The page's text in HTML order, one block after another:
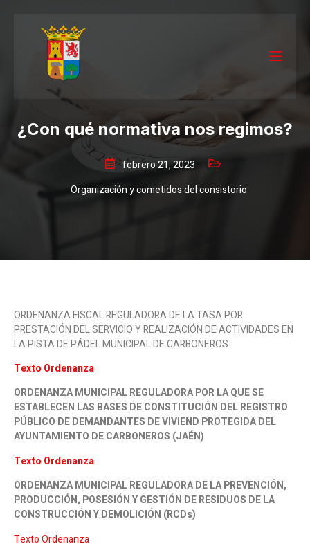
¿Con qué normativa nos regimos?
febrero 21, 2023
Organización y cometidos del consistorio
ORDENANZA FISCAL REGULADORA DE LA TASA POR
PRESTACIÓN DEL SERVICIO Y REALIZACIÓN DE ACTIVIDADES EN
LA PISTA DE PÁDEL MUNICIPAL DE CARBONEROS
Texto Ordenanza
ORDENANZA MUNICIPAL REGULADORA POR LA QUE SE
ESTABLECEN LAS BASES DE CONSTITUCIÓN DEL REGISTRO
PÚBLICO DE DEMANDANTES DE VIVIEND PROTEGIDA DEL
AYUNTAMIENTO DE CARBONEROS (JAÉN)
Texto Ordenanza
ORDENANZA MUNICIPAL REGULADORA DE LA PREVENCIÓN,
PRODUCCIÓN, POSESIÓN Y GESTIÓN DE RESIDUOS DE LA
CONSTRUCCIÓN Y DEMOLICIÓN (RCDs)
Texto Ordenanza